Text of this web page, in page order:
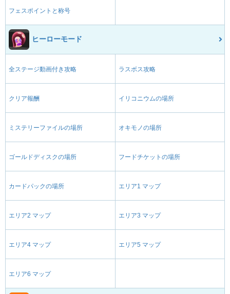
フェスポイントと称号
ヒーローモード
全ステージ動画付き攻略 ラスボス攻略
クリア報酬 イリコニウムの場所
ミステリーファイルの場所 オキモノの場所
ゴールドディスクの場所 フードチケットの場所
カードパックの場所 エリア1 マップ
エリア2 マップ エリア3 マップ
エリア4 マップ エリア5 マップ
エリア6 マップ